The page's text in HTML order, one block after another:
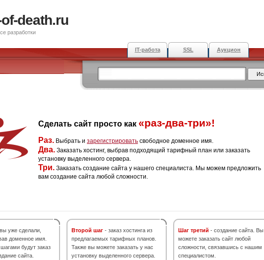
death.ru
разработки
IT-работа SSL Аукцион
Сделать сайт просто как «раз-два-три»!
Раз. Выбрать и зарегистрировать свободное доменное имя.
Два. Заказать хостинг, выбрав подходящий тарифный план или заказать
установку выделенного сервера.
Три. Заказать создание сайта у нашего специалиста. Мы можем предложить
вам создание сайта любой сложности.
вы уже сделали,
доменное имя.
будут заказ
сайта.
Второй шаг - заказ хостинга из
предлагаемых тарифных планов.
Также вы можете заказать у нас
установку выделенного сервера.
Шаг третий - создание сайта. Вы
можете заказать сайт любой
сложности, связавшись с нашим
специалистом.